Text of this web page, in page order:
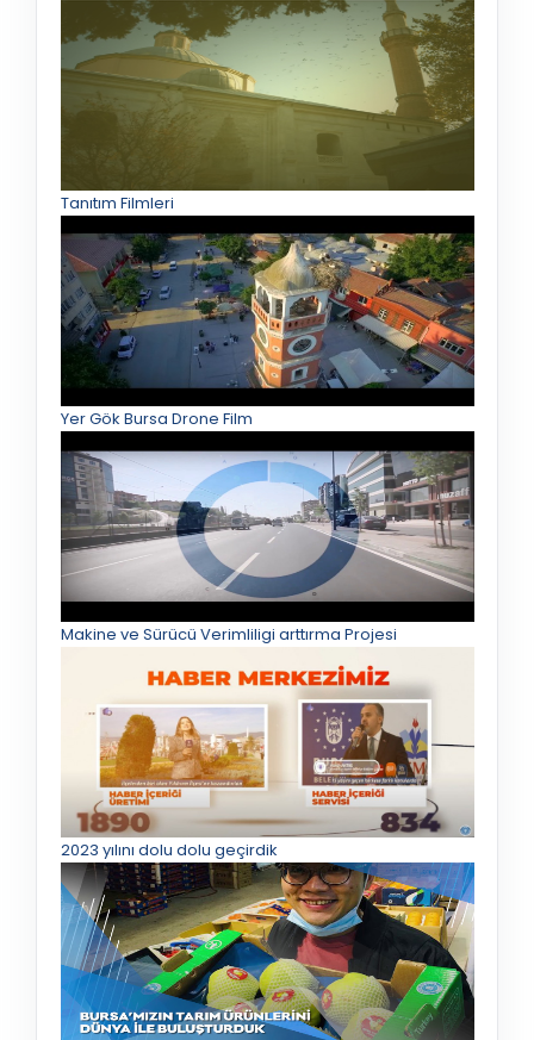
Tanıtım Filmleri
Yer Gök Bursa Drone Film
Makine ve Sürücü Verimliligi arttırma Projesi
2023 yılını dolu dolu geçirdik